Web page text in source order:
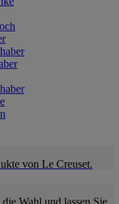
von Le Creuset.
Wahl und lassen Sie